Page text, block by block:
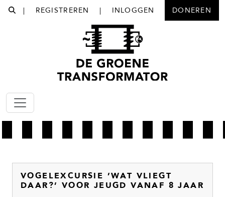
| REGISTREREN | INLOGGEN DONEREN
VOGELEXCURSIE ’WAT VLIEGT
DAAR?’ VOOR JEUGD VANAF 8 JAAR